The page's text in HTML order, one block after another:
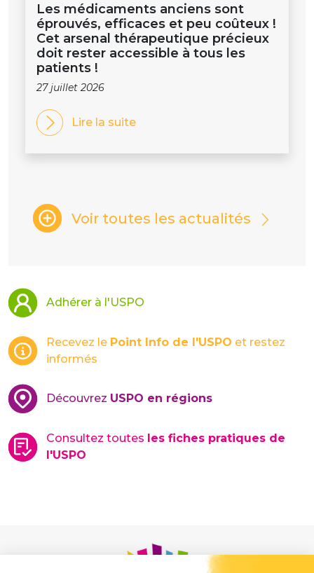
Les médicaments anciens sont
éprouvés, efficaces et peu coûteux !
Cet arsenal thérapeutique précieux
doit rester accessible à tous les
patients !
27 juillet 2026
Lire la suite
Voir toutes les actualités
Adhérer à l'USPO
Recevez le Point Info de l'USPO et restez
informés
Découvrez USPO en régions
Consultez toutes les fiches pratiques de
l'USPO